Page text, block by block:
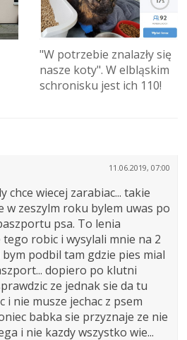
"W potrzebie znalazły się
nasze koty". W elbląskim
schronisku jest ich 110!
11.06.2019, 07:00
chce wiecej zarabiac... takie
w zeszylm roku bylem uwas po
psa. To lenia
tego robic i wysylali mnie na 2
podbil tam gdzie pies mial
dopiero po klutni
ze jednak sie da tu
i nie musze jechac z psem
babka sie przyznaje ze nie
i nie kazdy wszystko wie...